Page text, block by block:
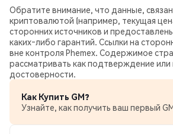
Обратите внимание, что данные,
криптовалютой (например, текущая
сторонних источников и
каких‑либо гарантий. Ссылки на
вне контроля Phemex. Содержимое
рассматривать как подтверждение или
достоверности.
Как Купить GM?
Узнайте, как получить ваш первый